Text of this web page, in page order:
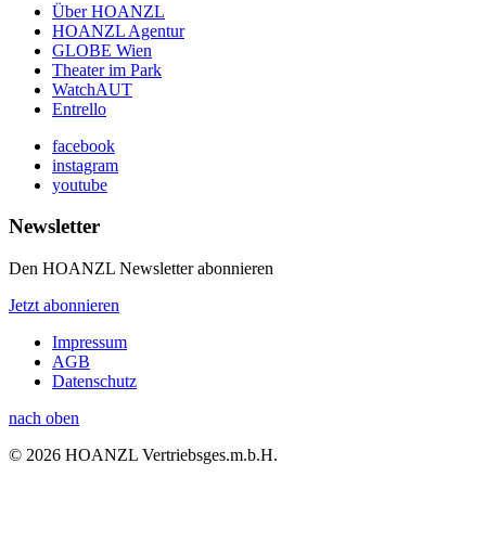
Über HOANZL
HOANZL Agentur
GLOBE Wien
Theater im Park
WatchAUT
Entrello
facebook
instagram
youtube
Newsletter
Den HOANZL Newsletter abonnieren
Jetzt abonnieren
Impressum
AGB
Datenschutz
nach oben
© 2026 HOANZL Vertriebsges.m.b.H.